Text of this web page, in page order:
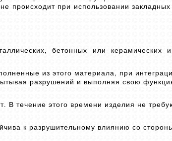
происходит при использовании закладных
бетонных или керамических
из этого материала, при
разрушений и выполняя свою
В течение этого времени изделия не
к разрушительному влиянию со